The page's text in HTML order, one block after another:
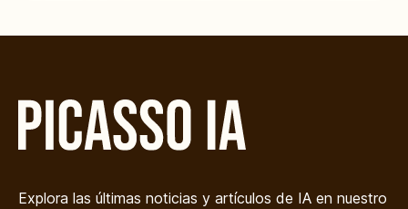
Explora las últimas noticias y artículos de IA en nuestro